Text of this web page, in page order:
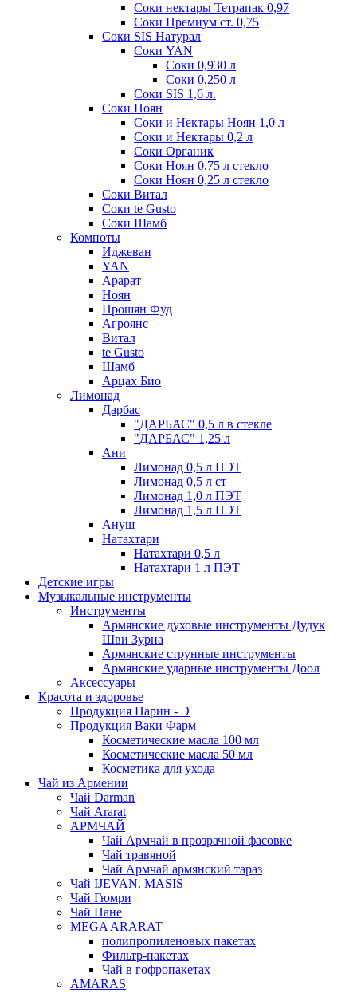
Соки нектары Тетрапак 0,97
Соки Премиум ст. 0,75
Соки SIS Натурал
Соки YAN
Соки 0,930 л
Соки 0,250 л
Соки SIS 1,6 л.
Соки Ноян
Соки и Нектары Ноян 1,0 л
Соки и Нектары 0,2 л
Соки Органик
Соки Ноян 0,75 л стекло
Соки Ноян 0,25 л стекло
Соки Витал
Соки te Gusto
Соки Шамб
Компоты
Иджеван
YAN
Арарат
Ноян
Прошян Фуд
Агроянс
Витал
te Gusto
Шамб
Арцах Био
Лимонад
Дарбас
"ДАРБАС" 0,5 л в стекле
"ДАРБАС" 1,25 л
Ани
Лимонад 0,5 л ПЭТ
Лимонад 0,5 л ст
Лимонад 1,0 л ПЭТ
Лимонад 1,5 л ПЭТ
Ануш
Натахтари
Натахтари 0,5 л
Натахтари 1 л ПЭТ
Детские игры
Музыкальные инструменты
Инструменты
Армянские духовые инструменты Дудук
Шви Зурна
Армянские струнные инструменты
Армянские ударные инструменты Доол
Аксессуары
Красота и здоровье
Продукция Нарин - Э
Продукция Ваки Фарм
Косметические масла 100 мл
Косметические масла 50 мл
Косметика для ухода
Чай из Армении
Чай Darman
Чай Ararat
АРМЧАЙ
Чай Армчай в прозрачной фасовке
Чай травяной
Чай Армчай армянский тараз
Чай IJEVAN. MASIS
Чай Гюмри
Чай Нане
MEGA ARARAT
полипропиленовых пакетах
Фильтр-пакетах
Чай в гофропакетах
AMARAS